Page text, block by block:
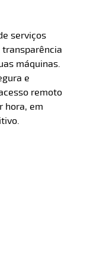
serviços
máquinas.
e
remoto
hora, em
.